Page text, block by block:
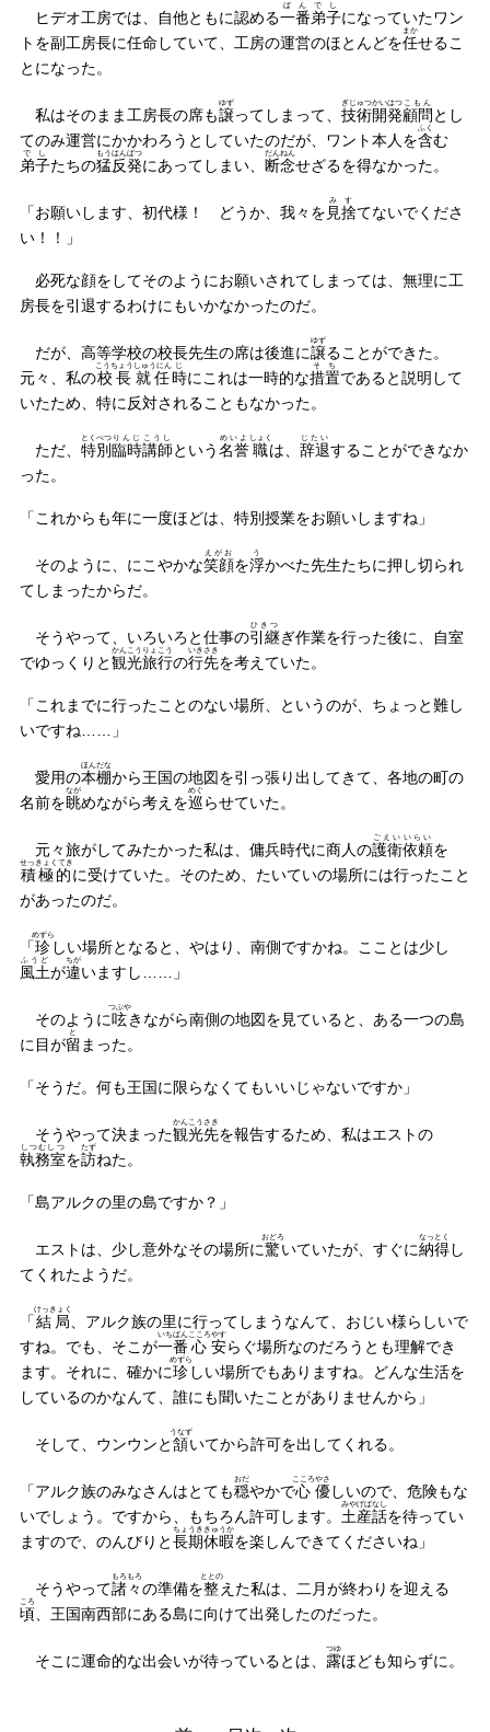
ヒデオ工房では、自他ともに認める一番
ばん
弟子
でし
になっていたワン
トを副工房長に任命していて、工房の運営のほとんどを任
まか
せるこ
とになった。
私はそのまま工房長の席も譲
ゆず
ってしまって、 技術
ぎじゅつ
開発
かいはつ
顧問
こもん
とし
てのみ運営にかかわろうとしていたのだが、ワント本人を含
ふく
む
弟子
でし
たちの猛反発
もうはんぱつ
にあってしまい、 断念
だんねん
せざるを得なかった。
「お願いします、初代様！ どうか、我々を 見捨
みす
てないでくださ
い！！」
必死な顔をしてそのようにお願いされてしまっては、無理に工
房長を引退するわけにもいかなかったのだ。
だが、高等学校の校長先生の席は後進に譲
ゆず
ることができた。
元々、私の校長
こうちょう
就任
しゅうにん
時
じ
にこれは一時的な措置
そち
であると説明して
いたため、特に反対されることもなかった。
ただ、 特別
とくべつ
臨時
りんじ
講師
こうし
という名誉
めいよ
職
しょく
は、 辞退
じたい
することができなか
った。
「これからも年に一度ほどは、特別授業をお願いしますね」
そのように、にこやかな笑顔
えがお
を浮
う
かべた先生たちに押し切られ
てしまったからだ。
そうやって、いろいろと仕事の引継
ひきつ
ぎ作業を行った後に、自室
でゆっくりと観光
かんこう
旅行
りょこう
の行先
いきさき
を考えていた。
「これまでに行ったことのない場所、というのが、ちょっと難し
いですね……」
愛用の本棚
ほんだな
から王国の地図を引っ張り出してきて、各地の町の
名前を眺
なが
めながら考えを巡
めぐ
らせていた。
元々旅がしてみたかった私は、傭兵時代に商人の護衛
ごえい
依頼
いらい
を
積極的
せっきょくてき
に受けていた。そのため、たいていの場所には行ったこと
があったのだ。
「珍
めずら
しい場所となると、やはり、南側ですかね。こことは少し
風土
ふうど
が違
ちが
いますし……」
そのように呟
つぶや
きながら南側の地図を見ていると、ある一つの島
に目が留
と
まった。
「そうだ。何も王国に限らなくてもいいじゃないですか」
そうやって決まった観光先
かんこうさき
を報告するため、私はエストの
執務室
しつむしつ
を訪
たず
ねた。
「島アルクの里の島ですか？」
エストは、少し意外なその場所に驚
おどろ
いていたが、すぐに納得
なっとく
し
てくれたようだ。
「結局
けっきょく
、アルク族の里に行ってしまうなんて、おじい様らしいで
すね。でも、そこが一番
いちばん
心
こころ
安
やす
らぐ場所なのだろうとも理解でき
ます。それに、確かに珍
めずら
しい場所でもありますね。どんな生活を
しているのかなんて、誰にも聞いたことがありませんから」
そして、ウンウンと 頷
うなず
いてから許可を出してくれる。
「アルク族のみなさんはとても穏
おだ
やかで心
こころ
優
やさ
しいので、危険もな
いでしょう。ですから、もちろん許可します。 土産話
みやげばなし
を待ってい
ますので、のんびりと長期
ちょうき
休暇
きゅうか
を楽しんできてくださいね」
そうやって諸々
もろもろ
の準備を整
ととの
えた私は、二月が終わりを迎える
頃
ころ
、王国南西部にある島に向けて出発したのだった。
そこに運命的な出会いが待っているとは、 露
つゆ
ほども知らずに。